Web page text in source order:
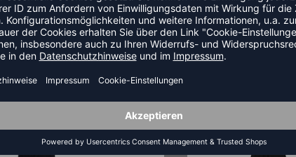
ZULETZT ANGESEHEN
DER KATEGORIE